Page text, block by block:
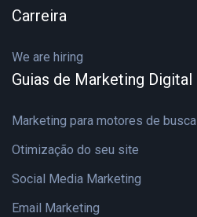
Carreira
We are hiring
Guias de Marketing Digital
Marketing para motores de busca
Otimização do seu site
Social Media Marketing
Email Marketing